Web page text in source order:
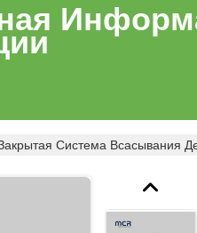
Система Всасывания